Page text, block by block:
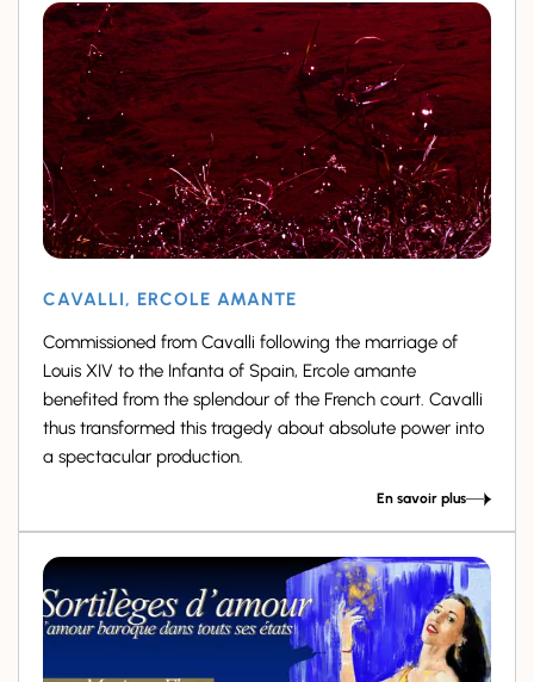
CAVALLI, ERCOLE AMANTE
Commissioned from Cavalli following the marriage of
Louis XIV to the Infanta of Spain, Ercole amante
benefited from the splendour of the French court. Cavalli
thus transformed this tragedy about absolute power into
a spectacular production.
En savoir plus